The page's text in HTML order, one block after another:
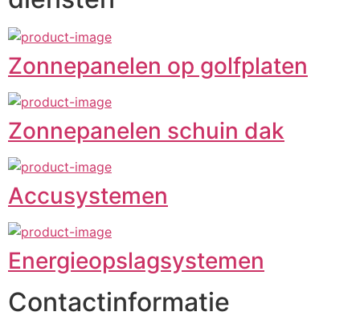
Zonnepanelen op golfplaten
Zonnepanelen schuin dak
Accusystemen
Energieopslagsystemen
Contactinformatie